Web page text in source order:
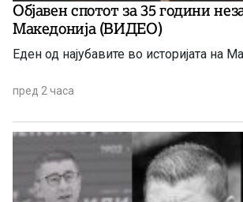
Објавен спотот за 35 години
Македонија (ВИДЕО)
Еден од најубавите во историјата на
пред 2 часа